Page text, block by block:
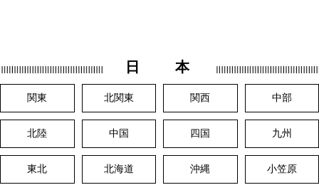
日 本
関東 北関東 関西 中部
北陸 中国 四国 九州
東北 北海道 沖縄 小笠原